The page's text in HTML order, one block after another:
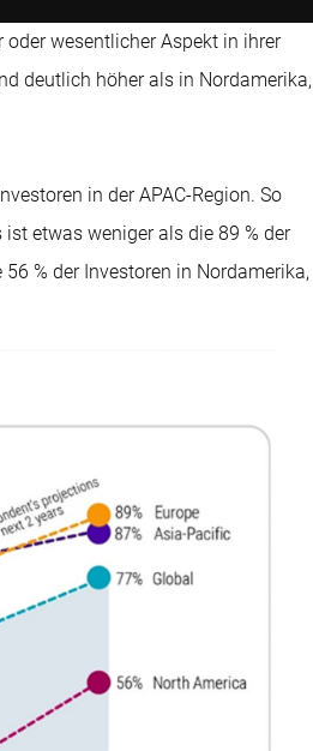
oder wesentlicher Aspekt in ihrer
deutlich höher als in Nordamerika,
in der APAC-Region. So
etwas weniger als die 89 % der
% der Investoren in Nordamerika,